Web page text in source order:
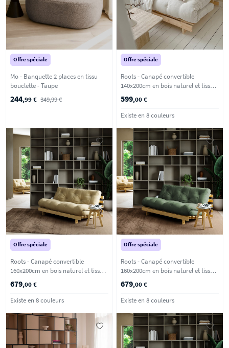
Offre spéciale
Mo - Banquette 2 places en tissu
bouclette - Taupe
244,99 € 349,99 €
Offre spéciale
Roots - Canapé convertible
140x200cm en bois naturel et tissu -
Ecru
599,00 €
Existe en 8 couleurs
Offre spéciale
Roots - Canapé convertible
160x200cm en bois naturel et tissu -
Blé
679,00 €
Existe en 8 couleurs
Offre spéciale
Roots - Canapé convertible
160x200cm en bois naturel et tissu -
Vert olive
679,00 €
Existe en 8 couleurs